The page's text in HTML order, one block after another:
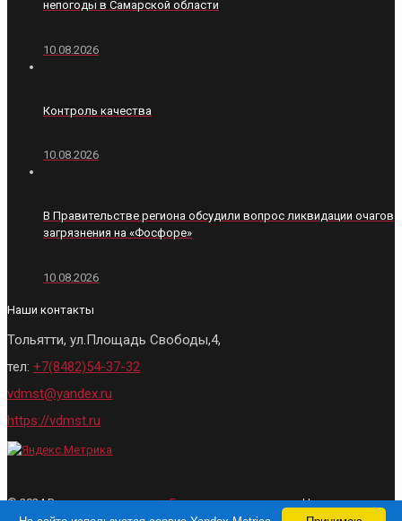
непогоды в Самарской области
10.08.2026
Контроль качества
10.08.2026
В Правительстве региона обсудили вопрос ликвидации очагов
загрязнения на «Фосфоре»
10.08.2026
Наши контакты
Тольятти, ул.Площадь Свободы,4,
тел: +7(8482)54-37-32
vdmst@yandex.ru
https://vdmst.ru
© 2024 Все права защищены.Городские ведомости- Новости